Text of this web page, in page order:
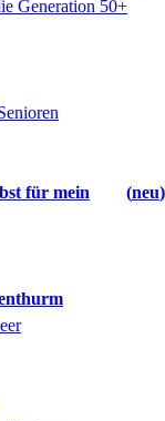
Generation 50+
für mein
neu